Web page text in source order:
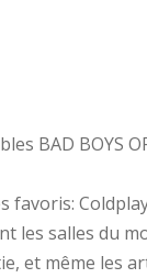
BAD BOYS
les salles du
et même les